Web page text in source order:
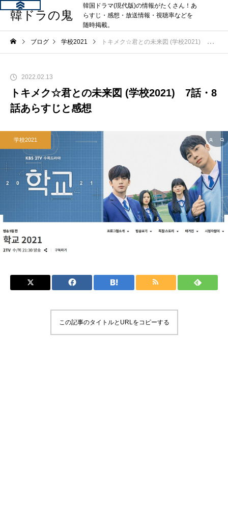
韓ドラの鬼
韓国ドラマ(現代版)の情報がたくさん！あ
らすじ・感想・放送情報・視聴率などを
随時掲載。
ブログ 学校2021 トキメク☆君との未来図 (学校2021) 7話・8話あらすじと感想
2022.02.13
トキメク☆君との未来図 (学校2021) 7話・8
話あらすじと感想
学校2021
この記事のタイトルとURLをコピーする